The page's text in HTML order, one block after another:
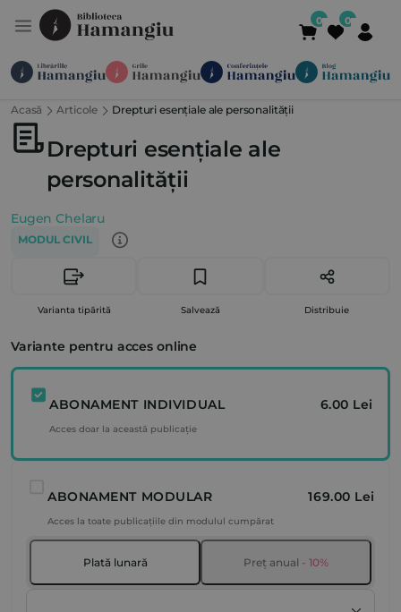
Module Publicații Abonamente
Suport Contact Newsletter 021 336 01 25
Acasă Articole Drepturi esențiale ale personalității
Drepturi esențiale ale
personalității
Eugen Chelaru
MODUL CIVIL
Varianta tipărită Salvează Distribuie
Variante pentru acces online
ABONAMENT INDIVIDUAL 6.00 Lei
Acces doar la această publicație
ABONAMENT MODULAR 169.00 Lei
Acces la toate publicațiile din modulul cumpărat
Plată lunară Preț anual - 10%